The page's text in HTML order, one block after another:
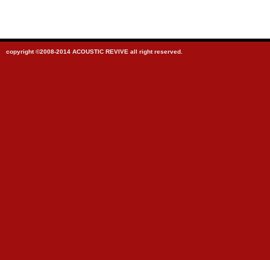
copyright ©2008-2014 ACOUSTIC REVIVE all right reserved.